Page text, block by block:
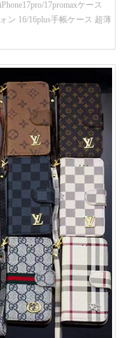
17promaxケース
ン 16/16plus手帳ケース 超薄
iphone15/14/13手帳型スマ